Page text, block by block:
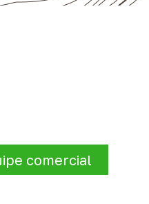
comercial